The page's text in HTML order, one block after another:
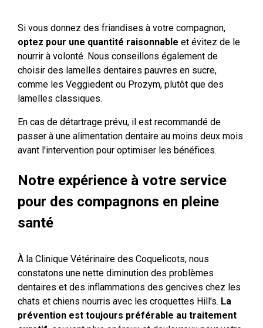
Si vous donnez des friandises à votre compagnon,
optez pour une quantité raisonnable et évitez de le
nourrir à volonté. Nous conseillons également de
choisir des lamelles dentaires pauvres en sucre,
comme les Veggiedent ou Prozym, plutôt que des
lamelles classiques.
En cas de détartrage prévu, il est recommandé de
passer à une alimentation dentaire au moins deux mois
avant l'intervention pour optimiser les bénéfices.
Notre expérience à votre service
pour des compagnons en pleine
santé
À la Clinique Vétérinaire des Coquelicots, nous
constatons une nette diminution des problèmes
dentaires et des inflammations des gencives chez les
chats et chiens nourris avec les croquettes Hill's. La
prévention est toujours préférable au traitement